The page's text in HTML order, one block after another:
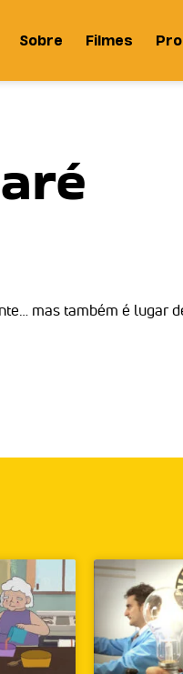
Sobre Filmes
mas também é lugar